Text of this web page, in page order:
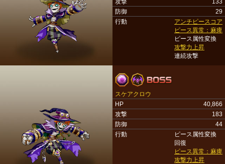
攻撃
133
防御
29
行動
アンチピースコア
ピース異常：麻痺
ピース属性変換
攻撃力上昇
連続攻撃
スケアクロウ
HP
40,866
攻撃
183
防御
44
行動
ピース属性変換
回復
ピース異常：麻痺
攻撃力上昇